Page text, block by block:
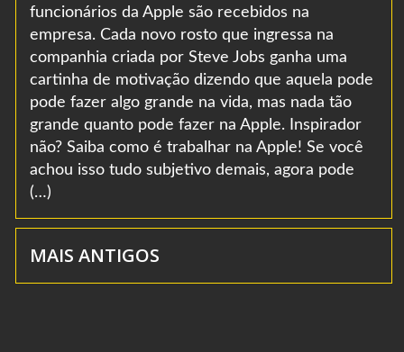
funcionários da Apple são recebidos na
empresa. Cada novo rosto que ingressa na
companhia criada por Steve Jobs ganha uma
cartinha de motivação dizendo que aquela pode
pode fazer algo grande na vida, mas nada tão
grande quanto pode fazer na Apple. Inspirador
não? Saiba como é trabalhar na Apple! Se você
achou isso tudo subjetivo demais, agora pode
(…)
MAIS ANTIGOS